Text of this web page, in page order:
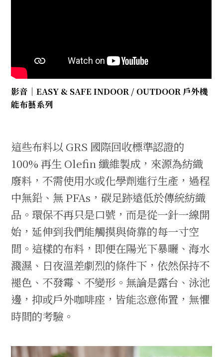
影音｜EASY & SAFE INDOOR / OUTDOOR 戶外機
能布藝系列
這些布料以 GRS 國際回收標準認證的
100% 再生 Olefin 纖維製成，來源為紡織
廢料，不需使用水或化學劑進行生產，過程
中無鉛、無 PFAs，碳足跡遠低於傳統紡織
品。環保不再只是口號，而是從一針一線開
始，延伸到我們能觸摸與倚靠的每一寸空
間。這樣的布料，即便在陽光下暴曬、海水
濺濕、日夜溫差劇烈的條件下，依然保持不
褪色、不發霉、不變形。無論是露台、泳池
邊，抑或戶外咖啡座，皆能恣意佈置，無懼
時間的考驗。